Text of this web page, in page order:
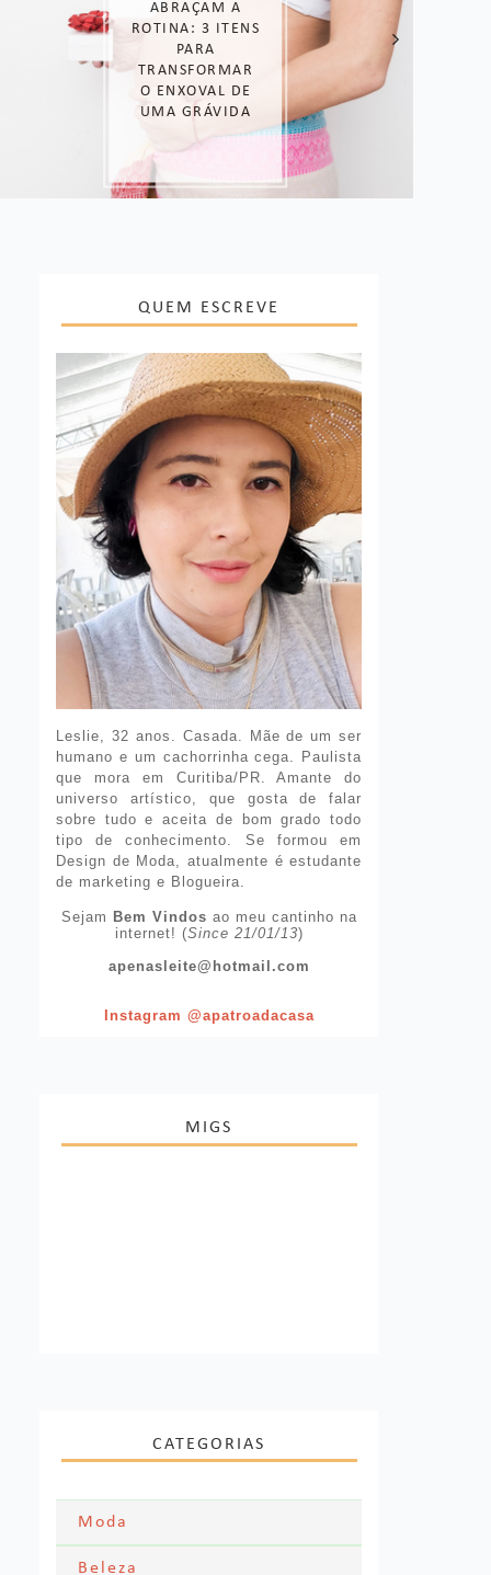
LOOK DE
QUEM ESCREVE
Leslie, 32 anos. Casada. Mãe de um ser
humano e um cachorrinha cega. Paulista
que mora em Curitiba/PR. Amante do
universo artístico, que gosta de falar
sobre tudo e aceita de bom grado todo
tipo de conhecimento. Se formou em
Design de Moda, atualmente é estudante
de marketing e Blogueira.
Sejam Bem Vindos ao meu cantinho na
internet! (Since 21/01/13)
apenasleite@hotmail.com
Instagram @apatroadacasa
MIGS
CATEGORIAS
Moda
Moda Festa
Beleza